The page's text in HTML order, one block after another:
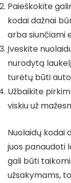
Paieškokite
kodai dažnai
arba siunčiami
Įveskite
nurodytą
turėtų būti
Užbaikite
viskiu už
Nuolaidų kodai
juos panaudoti
gali būti
užsakymams,